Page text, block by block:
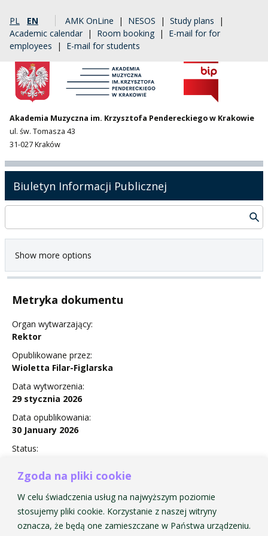
Zgoda na pliki cookie
W celu świadczenia usług na najwyższym poziomie
stosujemy pliki cookie. Korzystanie z naszej witryny
oznacza, że będą one zamieszczane w Państwa urządzeniu.
PL EN AMK OnLine | NESOS | Study plans |
Academic calendar | Room booking | E-mail for for
employees | E-mail for students
Akademia Muzyczna im. Krzysztofa Pendereckiego w Krakowie
ul. św. Tomasza 43
31-027 Kraków
Biuletyn Informacji Publicznej
Show more options
Metryka dokumentu
Organ wytwarzający:
Rektor
Opublikowane przez:
Wioletta Filar-Figlarska
Data wytworzenia:
29 stycznia 2026
Data opublikowania:
30 January 2026
Status:
Zarządzenie Nr 6 w sprawie terminów egzaminów
wstępnych na I rok studiów pierwszego i drugiego